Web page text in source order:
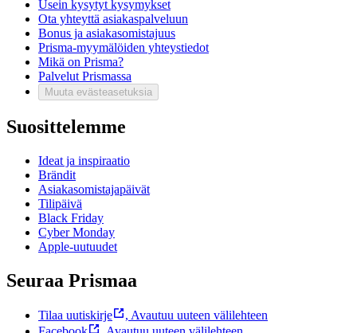
Usein kysytyt kysymykset
Ota yhteyttä asiakaspalveluun
Bonus ja asiakasomistajuus
Prisma-myymälöiden yhteystiedot
Mikä on Prisma?
Palvelut Prismassa
Muuta evästeasetuksia
Suosittelemme
Ideat ja inspiraatio
Brändit
Asiakasomistajapäivät
Tilipäivä
Black Friday
Cyber Monday
Apple-uutuudet
Seuraa Prismaa
Tilaa uutiskirje , Avautuu uuteen välilehteen